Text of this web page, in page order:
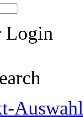
Login
Auswahl